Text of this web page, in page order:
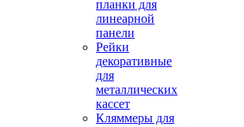
планки для
линеарной
панели
Рейки
декоративные
для
металлических
кассет
Кляммеры для